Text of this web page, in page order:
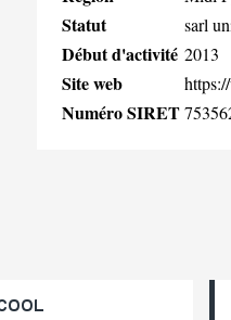
Statut sarl
Début d'activité 2013
Site web
Numéro SIRET